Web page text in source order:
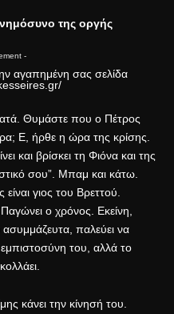
της οργής
-
αγαπημένη σας σελίδα
Θυμάστε που ο Πέτρος
Ε, ήρθε η ώρα της κρίσης.
και βρίσκει τη Φιόνα και της
σου”. Μπαμ και κάτω.
γιος του Βρεττού.
ο χρόνος. Εκείνη,
παλεύει να
εμπιστοσύνη του, αλλά το
κάνει την κίνησή του.